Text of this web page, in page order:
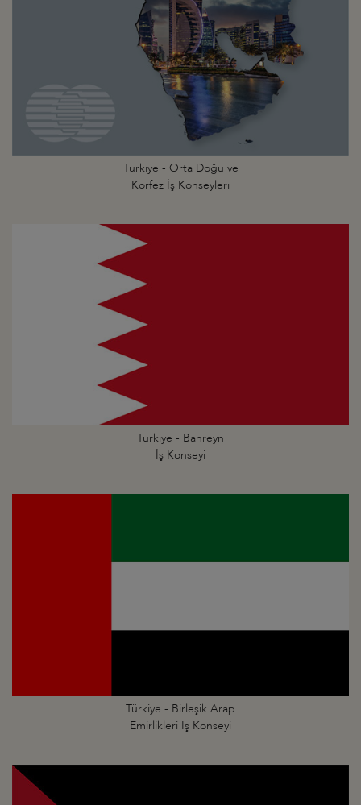
Türkiye - Orta Doğu ve
Körfez İş Konseyleri
Türkiye - Bahreyn
İş Konseyi
Türkiye - Birleşik Arap
Emirlikleri İş Konseyi